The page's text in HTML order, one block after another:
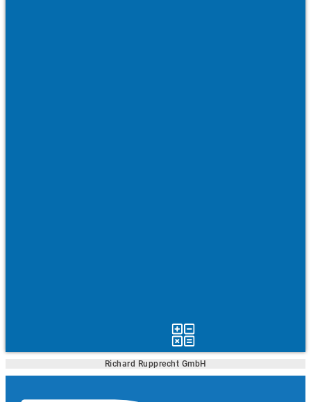
Richard Rupprecht GmbH